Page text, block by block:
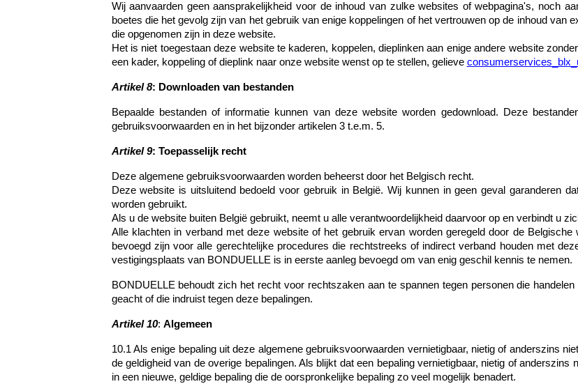
Wij aanvaarden geen aansprakelijkheid voor de inhoud van zulke websites of webpagina's, noch
boetes die het gevolg zijn van het gebruik van enige koppelingen of het vertrouwen op de inhoud van
die opgenomen zijn in deze website.
Het is niet toegestaan deze website te kaderen, koppelen, dieplinken aan enige andere website
een kader, koppeling of dieplink naar onze website wenst op te stellen, gelieve
Artikel 8: Downloaden van bestanden
Bepaalde bestanden of informatie kunnen van deze website worden gedownload. Deze
gebruiksvoorwaarden en in het bijzonder artikelen 3 t.e.m. 5.
Artikel 9: Toepasselijk recht
Deze algemene gebruiksvoorwaarden worden beheerst door het Belgisch recht.
Deze website is uitsluitend bedoeld voor gebruik in België. Wij kunnen in geen geval garanderen
worden gebruikt.
Als u de website buiten België gebruikt, neemt u alle verantwoordelijkheid daarvoor op en verbindt u
Alle klachten in verband met deze website of het gebruik ervan worden geregeld door de
bevoegd zijn voor alle gerechtelijke procedures die rechtstreeks of indirect verband houden met
vestigingsplaats van BONDUELLE is in eerste aanleg bevoegd om van enig geschil kennis te nemen.
BONDUELLE behoudt zich het recht voor rechtszaken aan te spannen tegen personen die
geacht of die indruist tegen deze bepalingen.
Artikel 10: Algemeen
10.1 Als enige bepaling uit deze algemene gebruiksvoorwaarden vernietigbaar, nietig of anderszins
de geldigheid van de overige bepalingen. Als blijkt dat een bepaling vernietigbaar, nietig of
in een nieuwe, geldige bepaling die de oorspronkelijke bepaling zo veel mogelijk benadert.